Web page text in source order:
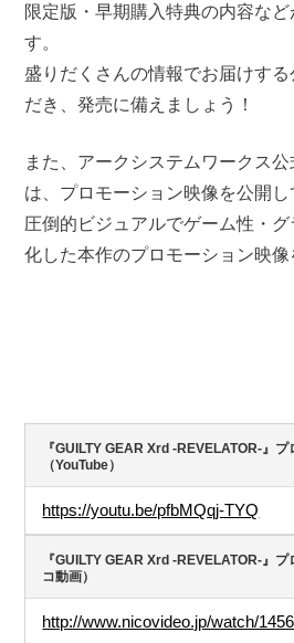
限定版・早期購入特典の内容な
す。
盛りだくさんの情報でお届けす
だき、発売に備えましょう！
また、アークシステムワークス
は、プロモーション映像を公開し
圧倒的ビジュアルでゲーム性・
化した本作のプロモーション映像
『GUILTY GEAR Xrd -REVELATOR-』
（YouTube）
https://youtu.be/pfbMQqj-TYQ
『GUILTY GEAR Xrd -REVELATOR-』
コ動画）
http://www.nicovideo.jp/watch/